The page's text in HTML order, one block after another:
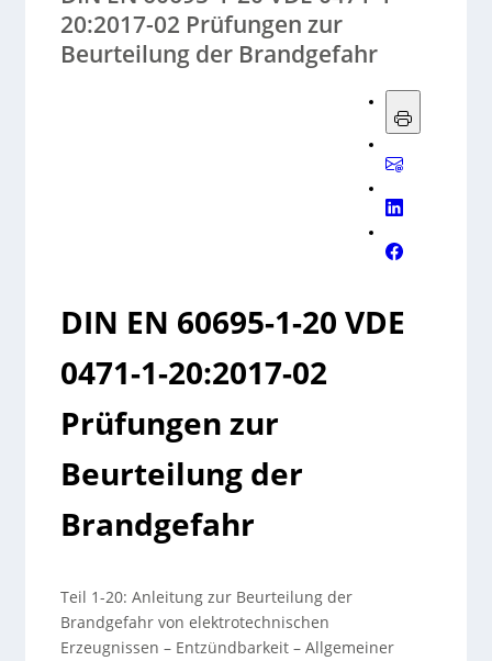
20:2017-02 Prüfungen zur
Beurteilung der Brandgefahr
DIN EN 60695-1-20 VDE
0471-1-20:2017-02
Prüfungen zur
Beurteilung der
Brandgefahr
Teil 1-20: Anleitung zur Beurteilung der
Brandgefahr von elektrotechnischen
Erzeugnissen – Entzündbarkeit – Allgemeiner